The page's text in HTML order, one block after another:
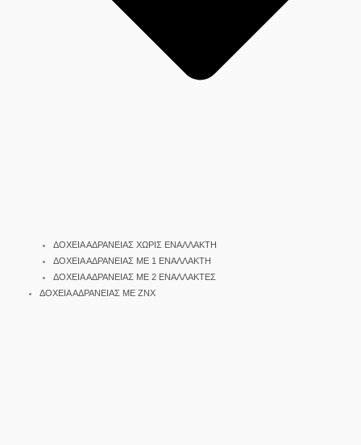
ΔΟΧΕΙΑ ΑΔΡΑΝΕΙΑΣ ΧΩΡΙΣ ΕΝΑΛΛΑΚΤΗ
ΔΟΧΕΙΑ ΑΔΡΑΝΕΙΑΣ ΜΕ 1 ΕΝΑΛΛΑΚΤΗ
ΔΟΧΕΙΑ ΑΔΡΑΝΕΙΑΣ ΜΕ 2 ΕΝΑΛΛΑΚΤΕΣ
ΔΟΧΕΙΑ ΑΔΡΑΝΕΙΑΣ ΜΕ ΖΝΧ